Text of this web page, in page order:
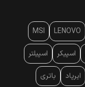
LENOVO
MSI
اسپیکر اسپیلتر
ایرپاد باتری